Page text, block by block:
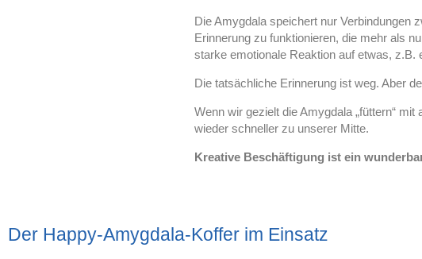
Die Amygdala speichert nur Verbindungen
Erinnerung zu funktionieren, die mehr als
starke emotionale Reaktion auf etwas, z.B.
Die tatsächliche Erinnerung ist weg. Aber
Wenn wir gezielt die Amygdala „füttern“
wieder schneller zu unserer Mitte.
Kreative Beschäftigung ist ein
Der Happy-Amygdala-Koffer im Einsatz